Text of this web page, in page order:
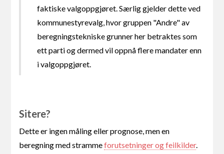
faktiske valgoppgjøret. Særlig gjelder dette ved
kommunestyrevalg, hvor gruppen "Andre" av
beregningstekniske grunner her betraktes som
ett parti og dermed vil oppnå flere mandater enn
i valgoppgjøret.
Sitere?
Dette er ingen måling eller prognose, men en
beregning med strammeforutsetninger og feilkilder.